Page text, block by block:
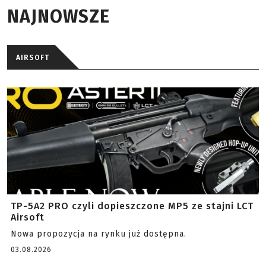
NAJNOWSZE
AIRSOFT
TP-5A2 PRO czyli dopieszczone MP5 ze stajni LCT
Airsoft
Nowa propozycja na rynku już dostępna.
03.08.2026